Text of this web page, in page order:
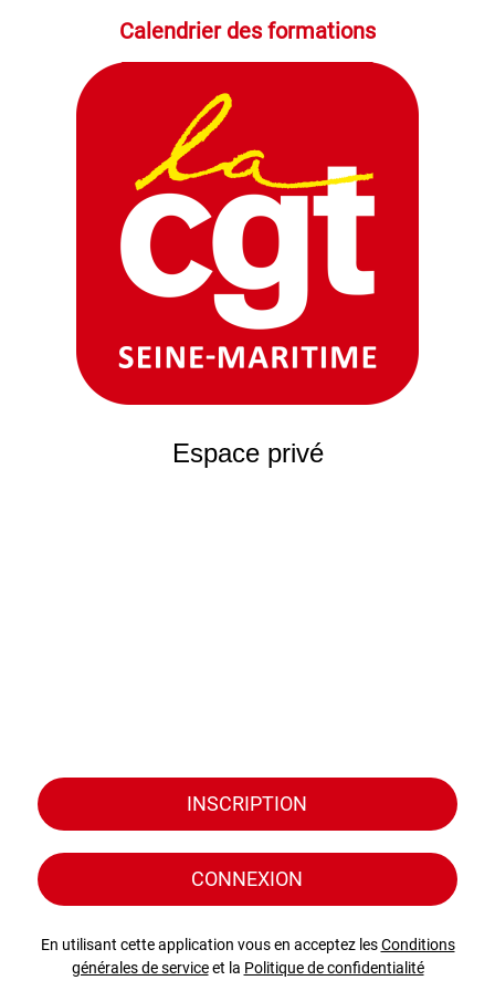
Calendrier des formations
Espace privé
INSCRIPTION
CONNEXION
En utilisant cette application vous en acceptez lesConditions
générales de serviceet la Politique de confidentialité